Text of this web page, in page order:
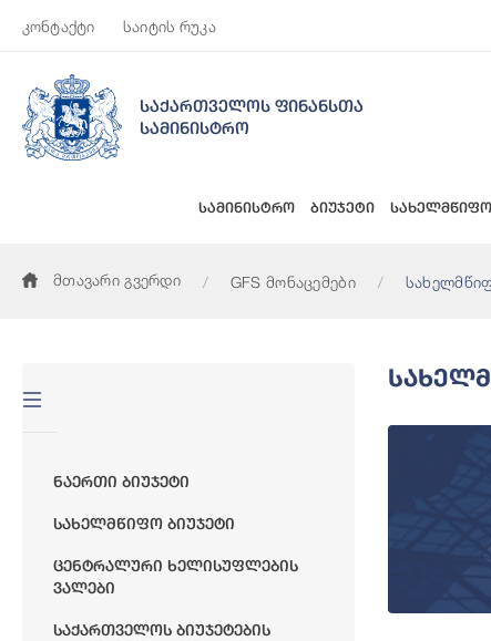
კონტაქტი საიტის რუკა
საქართველოს ფინანსთა
სამინისტრო
სამინისტრო ბიუჯეტი
მთავარი გვერდი GFS მონაცემები
Ნაერთი Ბიუჯეტი
Სახელმწიფო Ბიუჯეტი
Ცენტრალური Ხელისუფლების
Ვალები
Საქართველოს Ბიუჯეტების